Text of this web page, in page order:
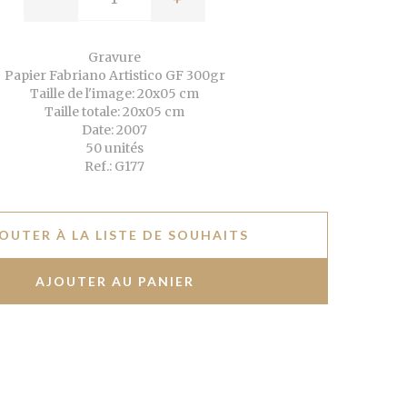
Gravure
Papier Fabriano Artistico GF 300gr
Taille de l'image: 20x05 cm
Taille totale: 20x05 cm
Date: 2007
50 unités
Ref.: G177
À LA LISTE DE SOUHAITS